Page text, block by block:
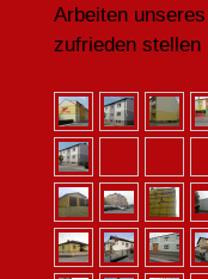
Arbeiten
zufrieden stellen